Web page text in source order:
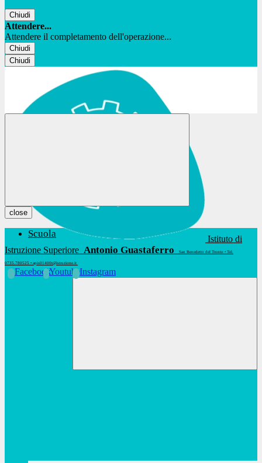
Chiudi
Attendere...
Attendere il completamento dell'operazione...
Chiudi
Chiudi
Istituto di
Istruzione Superiore Antonio Guastaferro San Benedetto del Tronto • Tel.
0735.780525 • apis01400t@istruzione.it
FacebookYoutubeInstagram
close
Scuola